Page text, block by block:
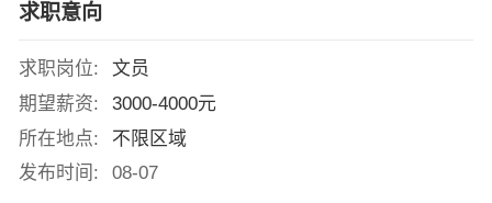
求职意向
求职岗位:
文员
期望薪资:
3000-4000元
所在地点:
不限区域
发布时间:
08-07